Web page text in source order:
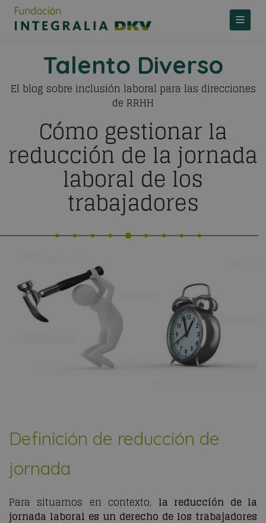
Talento Diverso
El blog sobre inclusión laboral para las direcciones
de RRHH
Cómo gestionar la
reducción de la jornada
laboral de los
trabajadores
Definición de reducción de
jornada
Para situarnos en contexto, la reducción de la
jornada laboral es un derecho de los trabajadores